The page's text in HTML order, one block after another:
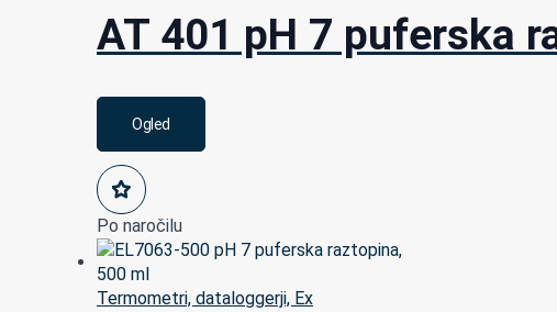
AT 401 pH 7 puferska
Ogled
Po naročilu
Termometri, dataloggerji, Ex